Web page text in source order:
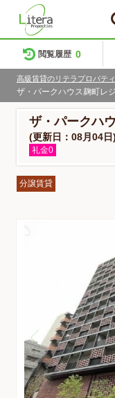
閲覧履歴 0
高級賃貸のリテラプロパテ
ザ・パークハウス麹町レ
ザ・パークハ
(更新日：08月04日)
礼金0
分譲賃貸